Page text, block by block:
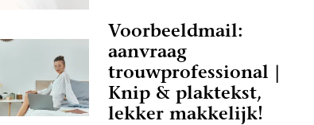
Voorbeeldmail:
aanvraag
trouwprofessional |
Knip & plaktekst,
lekker makkelijk!